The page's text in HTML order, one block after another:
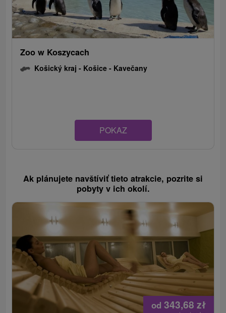
Zoo w Koszycach
Košický kraj - Košice - Kavečany
POKAZ
Ak plánujete navštíviť tieto atrakcie, pozrite si
pobyty v ich okolí.
od 343,68zł